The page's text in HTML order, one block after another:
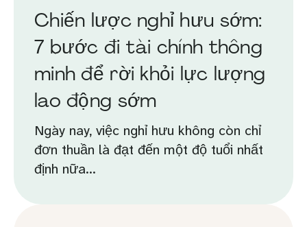
Chiến lược nghỉ hưu sớm:
7 bước đi tài chính thông
minh để rời khỏi lực lượng
lao động sớm
Ngày nay, việc nghỉ hưu không còn chỉ
đơn thuần là đạt đến một độ tuổi nhất
định nữa...